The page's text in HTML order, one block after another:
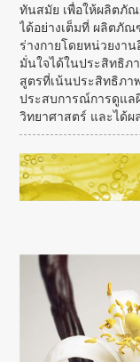
ทันสมัย เพื่อให้ผลิตภั
ได้อย่างเต็มที่ ผลิตภั
ร่างกายโดยหน่วยงา
มั่นใจได้ในประสิทธิ
สูตรที่เน้นประสิทธิภา
ประสบการณ์การดูแล
วิทยาศาสตร์ และได้ผ